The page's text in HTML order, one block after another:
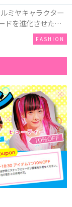
ミヤキャラクター
ドを進化させた新
FASHION